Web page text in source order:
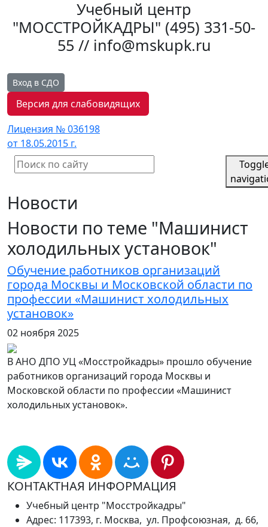
Учебный центр
"МОССТРОЙКАДРЫ" (495) 331-50-
55 // info@mskupk.ru
Вход в СДО
Версия для слабовидящих
Лицензия № 036198
от 18.05.2015 г.
Новости
Новости по теме "Машинист
холодильных установок"
Обучение работников организаций
города Москвы и Московской области по
профессии «Машинист холодильных
установок»
02 ноября 2025
В АНО ДПО УЦ «Мосстройкадры» прошло обучение
работников организаций города Москвы и
Московской области по профессии «Машинист
холодильных установок».
КОНТАКТНАЯ ИНФОРМАЦИЯ
Учебный центр "Мосстройкадры"
Адрес: 117393, г. Москва, ул. Профсоюзная, д. 66,